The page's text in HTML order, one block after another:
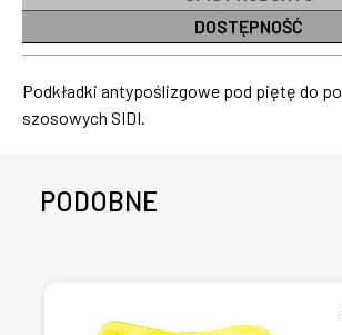
DOSTĘPNOŚĆ
Podkładki antypoślizgowe pod piętę do
szosowych SIDI.
PODOBNE